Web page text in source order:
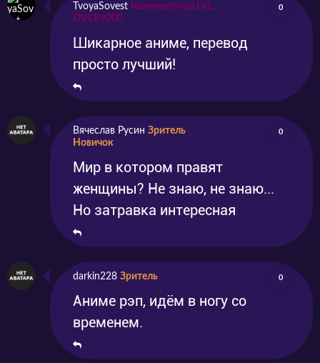
TvoyaSovest Комментатор LVL
OVER9000
0
Шикарное аниме, перевод
просто лучший!
Вячеслав Русин Зритель
Новичок
0
Мир в котором правят
женщины? Не знаю, не знаю...
Но затравка интересная
darkin228 Зритель 0
Аниме рэп, идём в ногу со
временем.